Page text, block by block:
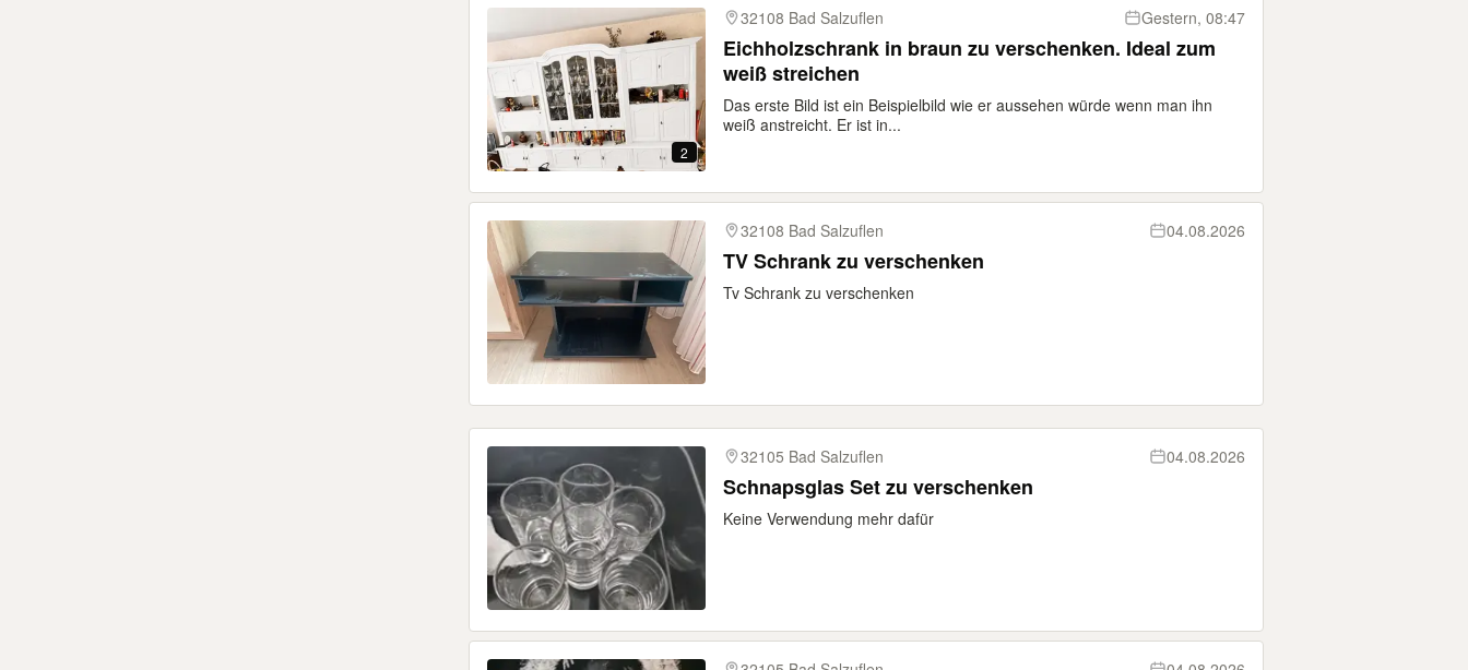
2
32108 Bad Salzuflen Gestern, 08:47
Eichholzschrank in braun zu verschenken. Ideal zum
weiß streichen
Das erste Bild ist ein Beispielbild wie er aussehen würde wenn man ihn
weiß anstreicht. Er ist in...
32108 Bad Salzuflen 04.08.2026
TV Schrank zu verschenken
Tv Schrank zu verschenken
32105 Bad Salzuflen 04.08.2026
Schnapsglas Set zu verschenken
Keine Verwendung mehr dafür